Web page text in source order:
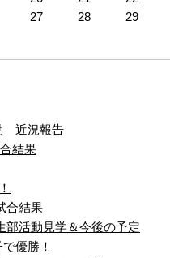
27 28
29
近況報告
結果
合結果
活動見学＆今後の予定
優勝！